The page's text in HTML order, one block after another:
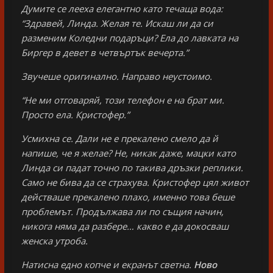
Думите се лееха елегантно като течаща вода:
“Здравей, Линда. Желая те. Искаш ли да си
разменим Коледни подаръци? Ела до лавката на
Биргер в девет в четвъртък вечерта.”
Звучеше оригинално. Направо неустоимо.
“Не ми отговаряй, този телефон е на брат ми.
Просто ела. Кристофер.”
Усмихна се. Дали не е прекалено смело да й
напише, че я желае? Не, никак даже, мацки като
Линда си падат точно по такива дръзки реплики.
Само не бива да се страхува. Кристофер цял живот
действаше прекалено плахо, именно това беше
проблемът. Продължава ли по същия начин,
никога няма да разбере… какво е да докосваш
женска утроба.
Натисна едно копче и екранът светна. Ново